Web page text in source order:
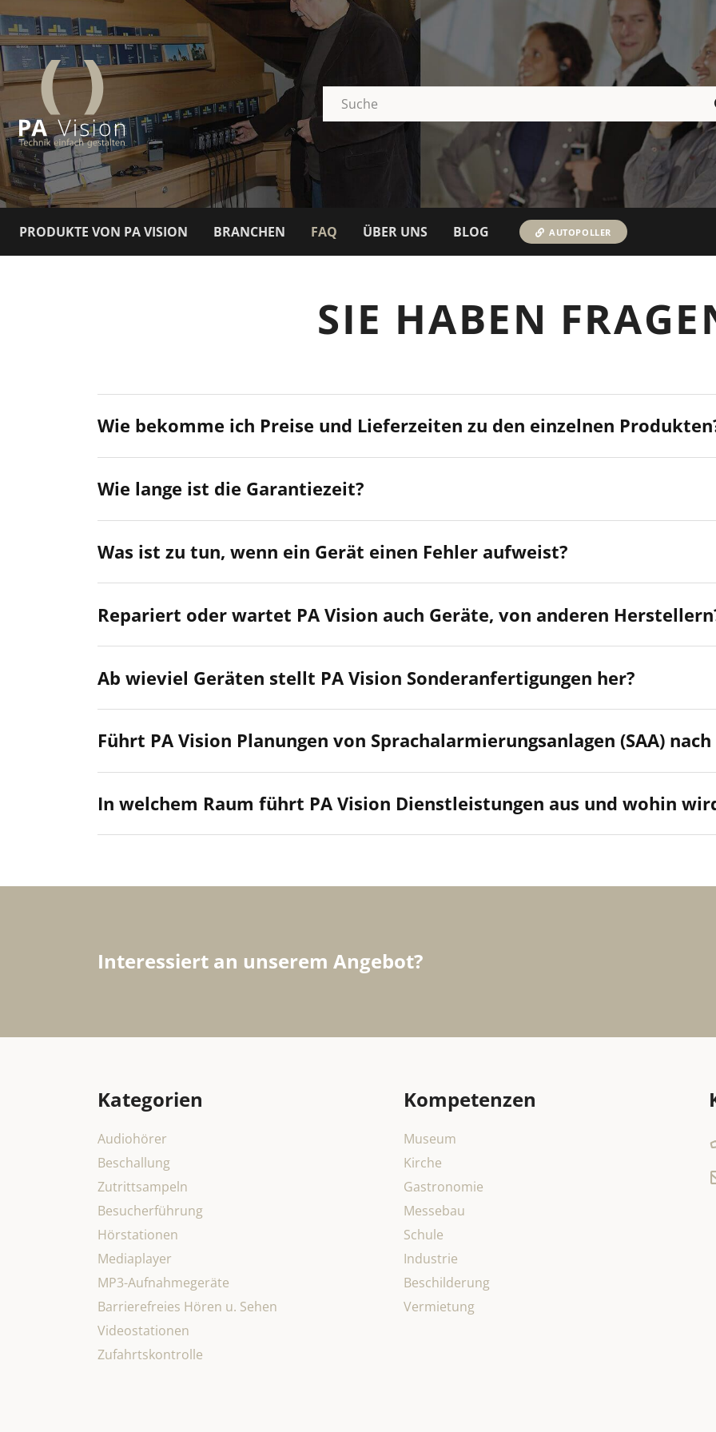
PRODUKTE VON PA VISION BRANCHEN FAQ ÜBER UNS BLOG AUTOPOLLER
SIE HABEN
Wie bekomme ich Preise und Lieferzeiten zu den einzelnen
Wie lange ist die Garantiezeit?
Was ist zu tun, wenn ein Gerät einen Fehler aufweist?
Repariert oder wartet PA Vision auch Geräte, von anderen
Ab wieviel Geräten stellt PA Vision Sonderanfertigungen her?
Führt PA Vision Planungen von Sprachalarmierungsanlagen (SAA)
In welchem Raum führt PA Vision Dienstleistungen aus und wohin
Interessiert an unserem Angebot?
Kategorien
Audiohörer
Beschallung
Zutrittsampeln
Besucherführung
Hörstationen
Mediaplayer
MP3-Aufnahmegeräte
Barrierefreies Hören u. Sehen
Videostationen
Zufahrtskontrolle
Kompetenzen
Museum
Kirche
Gastronomie
Messebau
Schule
Industrie
Beschilderung
Vermietung